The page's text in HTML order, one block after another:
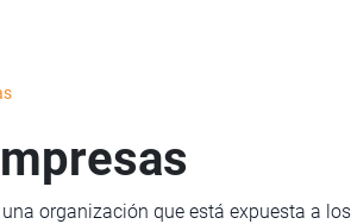
organización que está expuesta a